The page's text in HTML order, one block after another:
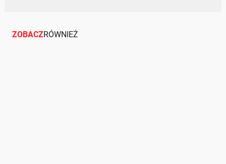
ZOBACZRÓWNIEŻ